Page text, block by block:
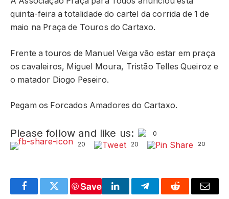
quinta-feira a totalidade do cartel da corrida de 1 de
maio na Praça de Touros do Cartaxo.
Frente a touros de Manuel Veiga vão estar em praça
os cavaleiros, Miguel Moura, Tristão Telles Queiroz e
o matador Diogo Peseiro.
Pegam os Forcados Amadores do Cartaxo.
Please follow and like us:
0
20
20 20
FacebookTwitter
Save
LinkedInTelegramReddit Email